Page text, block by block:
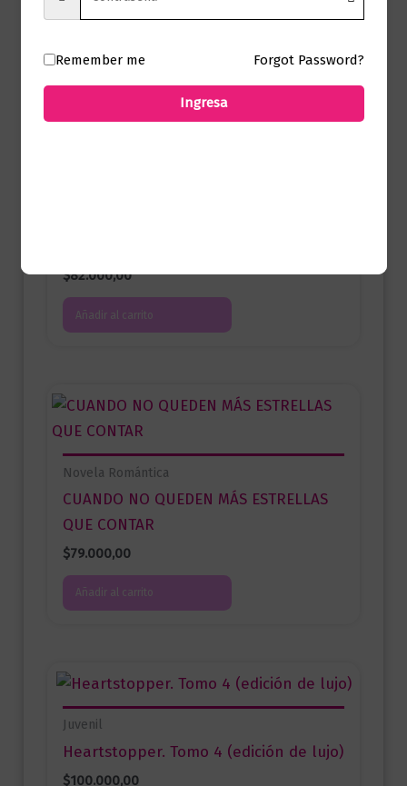
Al filo de la oscuridad
Añadir al carrito
$82.000,00
Añadir al carrito
Novela Romántica
CUANDO NO QUEDEN MÁS ESTRELLAS
QUE CONTAR
$79.000,00
Añadir al carrito
Juvenil
Heartstopper. Tomo 4 (edición de lujo)
$100.000,00
Remember me Forgot Password?
Ingresa